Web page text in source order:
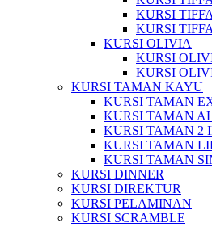
KURSI
KURSI
KURSI OLIVIA
KURSI
KURSI
KURSI TAMAN KAYU
KURSI TAMAN
KURSI TAMAN
KURSI TAMAN 2
KURSI TAMAN
KURSI TAMAN
KURSI DINNER
KURSI DIREKTUR
KURSI PELAMINAN
KURSI SCRAMBLE